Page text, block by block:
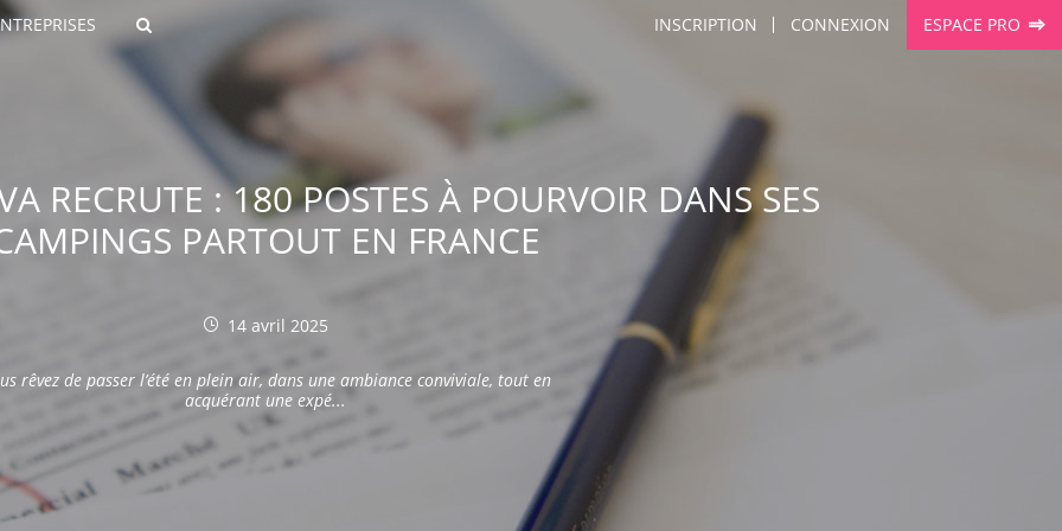
NUMÉRIQUES
Rechercher
INSCRIPTION CONNEXION ESPACE PRO
RECRUTE : 180 POSTES À POURVOIR DANS SES
PARTOUT EN FRANCE
14 avril 2025
rêvez de passer l’été en plein air, dans une ambiance conviviale, tout en
acquérant une expé...